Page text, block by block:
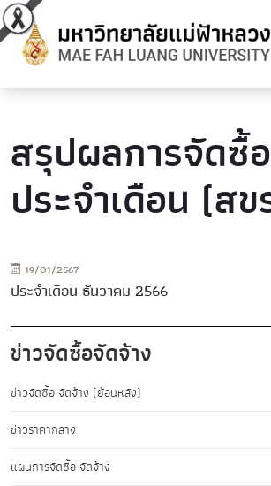
สรุปผลการจัดซื้
ประจำเดือน (สข
19/01/2567
ประจำเดือน ธันวาคม 2566
ข่าวจัดซื้อจัดจ้าง
ข่าวจัดซื้อ จัดจ้าง (ย้อนหลัง)
ข่าวราคากลาง
แผนการจัดซื้อ จัดจ้าง